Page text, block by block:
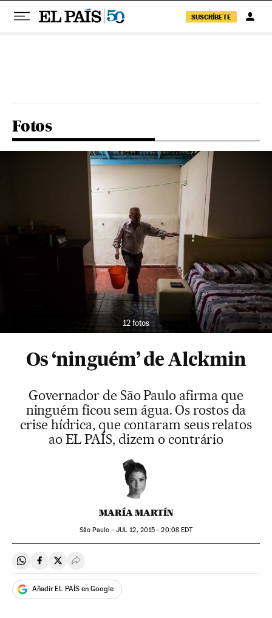
SUSCRÍBETE
Fotos
12 fotos
Os ‘ninguém’ de Alckmin
Governador de São Paulo afirma que
ninguém ficou sem água. Os rostos da
crise hídrica, que contaram seus relatos
ao EL PAÍS, dizem o contrário
MARÍA MARTÍN
São Paulo - JUL 12, 2015 - 20:08EDT
Compartir en Whatsapp
Compartir en Facebook
Compartir en Twitter
Desplegar Redes Sociales
Añadir EL PAÍS en Google